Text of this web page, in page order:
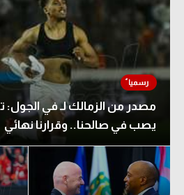
أمم إفريقيا
كرة السلة الأمريكية
كرة سلة
كرة يد
كرة طائرة
الوطن العربي
في المونديال
مصدر من الزمالك لـ في
يصب في صالحنا.. وقرارنا نهائي